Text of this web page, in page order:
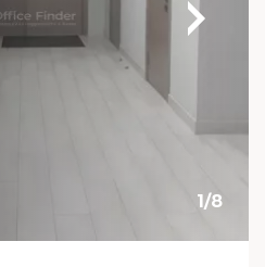
1/8